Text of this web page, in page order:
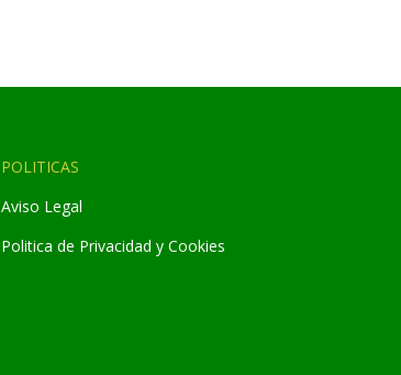
POLITICAS
Aviso Legal
Politica de Privacidad y Cookies